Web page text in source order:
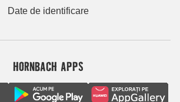
Date de identificare
HORNBACH APPS